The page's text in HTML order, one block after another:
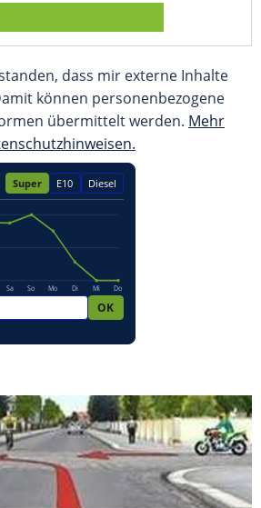
dass mir externe Inhalte
können personenbezogene
übermittelt werden. Mehr